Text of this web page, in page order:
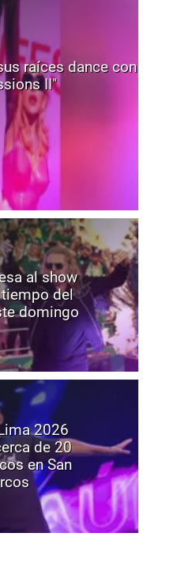
raíces dance con
II"
al show
del
domingo
2026
de 20
en San